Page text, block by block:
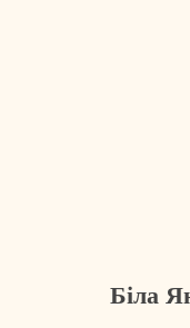
Біла